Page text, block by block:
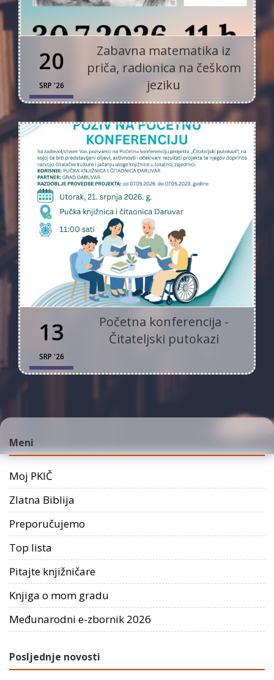
20
SRP '26
Zabavna matematika iz
priča, radionica na češkom
jeziku
13
SRP '26
Početna konferencija -
Čitateljski putokazi
Meni
Moj PKIČ
Zlatna Biblija
Preporučujemo
Top lista
Pitajte knjižničare
Knjiga o mom gradu
Međunarodni e-zbornik 2026
Posljednje novosti